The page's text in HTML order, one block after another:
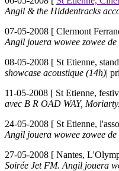
Angil & the Hiddentracks
07-05-2008 [ Clermont
Angil jouera wowee zowee de
08-05-2008 [ St Etienne,
showcase acoustique (14h)|
11-05-2008 [ St Etienne,
avec B R OAD WAY, Moriarty.
24-05-2008 [ St Etienne,
Angil jouera wowee zowee de
27-05-2008 [ Nantes,
Soirée Jet FM. Angil jouera